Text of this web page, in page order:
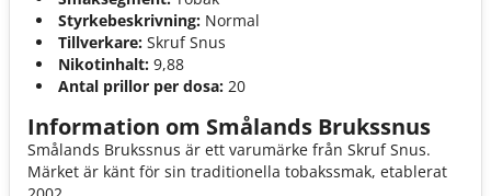
Styrkebeskrivning: Normal
Tillverkare: Skruf Snus
Nikotinhalt: 9,88
Antal prillor per dosa: 20
Information om Smålands Brukssnus
Smålands Brukssnus är ett varumärke från Skruf Snus.
Märket är känt för sin traditionella tobakssmak, etablerat